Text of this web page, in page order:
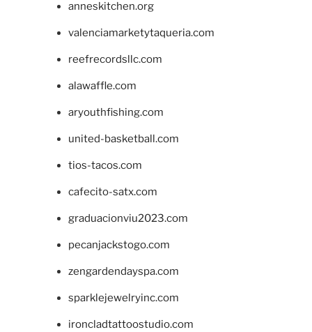
anneskitchen.org
valenciamarketytaqueria.com
reefrecordsllc.com
alawaffle.com
aryouthfishing.com
united-basketball.com
tios-tacos.com
cafecito-satx.com
graduacionviu2023.com
pecanjackstogo.com
zengardendayspa.com
sparklejewelryinc.com
ironcladtattoostudio.com